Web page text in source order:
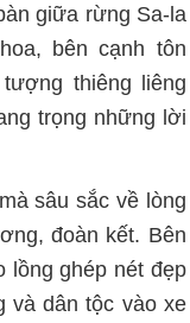
giữa rừng Sa-la
bên cạnh tôn
thiêng liêng
trọng những lời
sâu sắc về lòng
đoàn kết. Bên
lồng ghép nét đẹp
và dân tộc vào xe